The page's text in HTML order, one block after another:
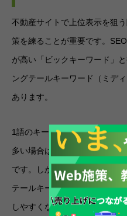
不動産サイトで上位表示を狙
策を練ることが重要です。
が高い「ビックキーワード」
ングテールキーワード（ミデ
あります。
1語のキーワードのみでも
多い場合はビックキーワード
です。しかし「渋谷 マンショ
テールキーワードで対策をす
しやすくなります。